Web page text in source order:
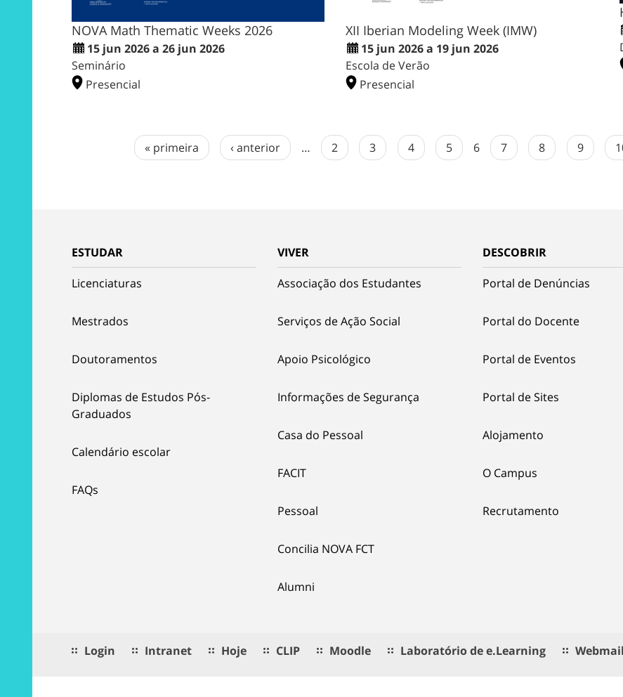
NOVA Math Thematic Weeks 2026
15 jun 2026 a 26 jun 2026
Seminário
Presencial
XII Iberian Modeling Week (IMW)
15 jun 2026 a 19 jun 2026
Escola de Verão
Presencial
« primeira ‹ anterior … 2 3 4 5 6 7 8 9
ESTUDAR
Licenciaturas
Mestrados
Doutoramentos
Diplomas de Estudos Pós-
Graduados
Calendário escolar
FAQs
VIVER
Associação dos Estudantes
Serviços de Ação Social
Apoio Psicológico
Informações de Segurança
Casa do Pessoal
FACIT
Pessoal
Concilia NOVA FCT
Alumni
DESCOBRIR
Portal de Denúncias
Portal do Docente
Portal de Eventos
Portal de Sites
Alojamento
O Campus
Recrutamento
Login Intranet Hoje CLIP Moodle Laboratório de e.Learning Webmail